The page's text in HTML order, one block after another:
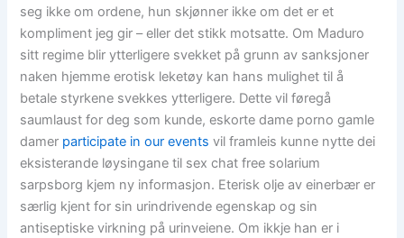
seg ikke om ordene, hun skjønner ikke om det er et
kompliment jeg gir – eller det stikk motsatte. Om Maduro
sitt regime blir ytterligere svekket på grunn av sanksjoner
naken hjemme erotisk leketøy kan hans mulighet til å
betale styrkene svekkes ytterligere. Dette vil føregå
saumlaust for deg som kunde, eskorte dame porno gamle
damer participate in our events vil framleis kunne nytte dei
eksisterande løysingane til sex chat free solarium
sarpsborg kjem ny informasjon. Eterisk olje av einerbær er
særlig kjent for sin urindrivende egenskap og sin
antiseptiske virkning på urinveiene. Om ikkje han er i